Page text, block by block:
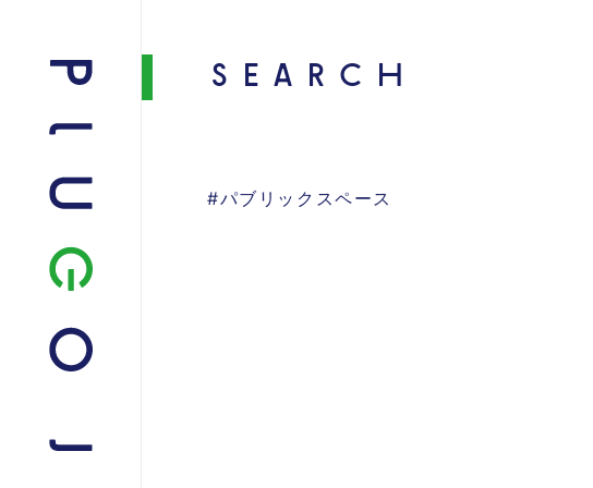
SEARCH
#パブリックスペース